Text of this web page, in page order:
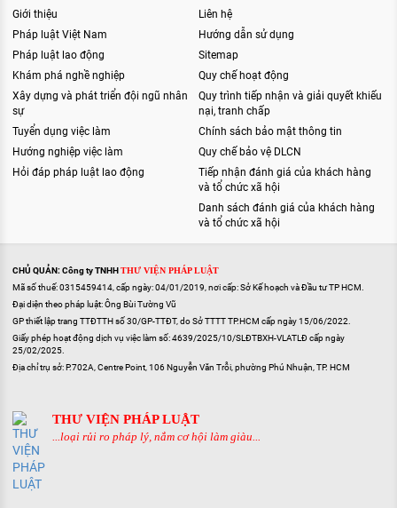
Giới thiệu
Pháp luật Việt Nam
Pháp luật lao động
Khám phá nghề nghiệp
Xây dựng và phát triển đội ngũ nhân
sự
Tuyển dụng việc làm
Hướng nghiệp việc làm
Hỏi đáp pháp luật lao động
Liên hệ
Hướng dẫn sử dụng
Sitemap
Quy chế hoạt động
Quy trình tiếp nhận và giải quyết khiếu
nại, tranh chấp
Chính sách bảo mật thông tin
Quy chế bảo vệ DLCN
Tiếp nhận đánh giá của khách hàng
và tổ chức xã hội
Danh sách đánh giá của khách hàng
và tổ chức xã hội
CHỦ QUẢN: Công ty TNHHTHƯ VIỆN PHÁP LUẬT
Mã số thuế: 0315459414, cấp ngày: 04/01/2019, nơi cấp: Sở Kế hoạch và Đầu tư TP HCM.
Đại diện theo pháp luật: Ông Bùi Tường Vũ
GP thiết lập trang TTĐTTH số 30/GP-TTĐT, do Sở TTTT TP.HCM cấp ngày 15/06/2022.
Giấy phép hoạt động dịch vụ việc làm số: 4639/2025/10/SLĐTBXH-VLATLĐ cấp ngày
25/02/2025.
Địa chỉ trụ sở: P.702A, Centre Point, 106 Nguyễn Văn Trỗi, phường Phú Nhuận, TP. HCM
THƯ VIỆN PHÁP LUẬT
...loại rủi ro pháp lý, nắm cơ hội làm giàu...